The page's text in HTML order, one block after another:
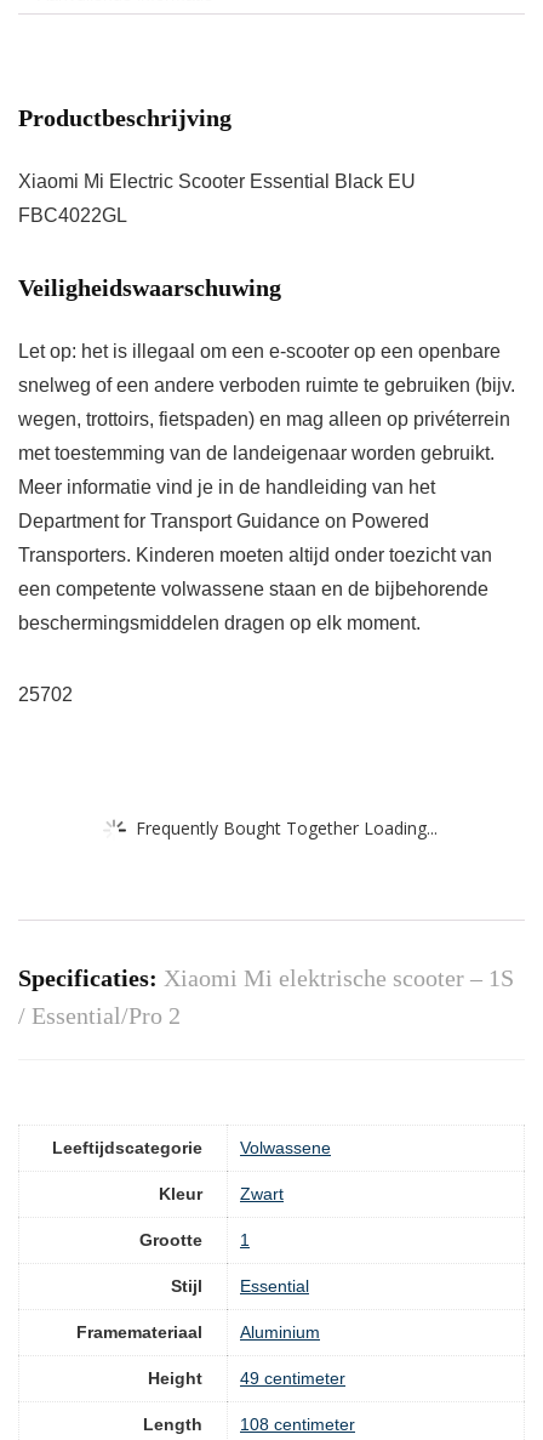
Productbeschrijving
Xiaomi Mi Electric Scooter Essential Black EU
FBC4022GL
Veiligheidswaarschuwing
Let op: het is illegaal om een e-scooter op een openbare
snelweg of een andere verboden ruimte te gebruiken (bijv.
wegen, trottoirs, fietspaden) en mag alleen op privéterrein
met toestemming van de landeigenaar worden gebruikt.
Meer informatie vind je in de handleiding van het
Department for Transport Guidance on Powered
Transporters. Kinderen moeten altijd onder toezicht van
een competente volwassene staan en de bijbehorende
beschermingsmiddelen dragen op elk moment.
25702
Frequently Bought Together Loading...
Specificaties: Xiaomi Mi elektrische scooter – 1S
/ Essential/Pro 2
Leeftijdscategorie ‎Volwassene
Kleur ‎Zwart
Grootte ‎1
Stijl ‎Essential
Framemateriaal ‎Aluminium
Height ‎49 centimeter
Length ‎108 centimeter